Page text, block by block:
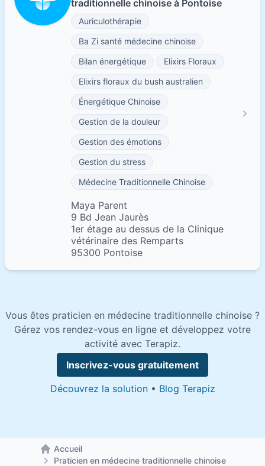
traditionnelle chinoise à Pontoise
Auriculothérapie
Ba Zi santé médecine chinoise
Bilan énergétique
Elixirs Floraux
Elixirs floraux du bush australien
Énergétique Chinoise
Gestion de la douleur
Gestion des émotions
Gestion du stress
Médecine Traditionnelle Chinoise
Maya Parent
9 Bd Jean Jaurès
1er étage au dessus de la Clinique
vétérinaire des Remparts
95300 Pontoise
Vous êtes praticien en médecine traditionnelle chinoise ?
Gérez vos rendez-vous en ligne et développez votre
activité avec Terapiz.
Inscrivez-vous gratuitement
Découvrez la solution• Blog Terapiz
Accueil
Retour à la page d'accueil
Praticien en médecine traditionnelle chinoise